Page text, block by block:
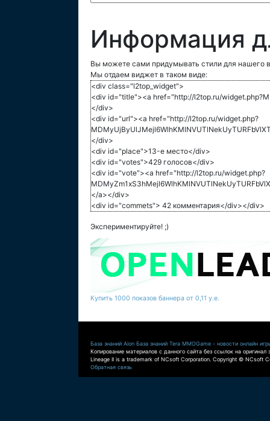
Информация
Вы можете сами придумывать стили для нашего
Мы отдаем виджет в таком виде:
<div class="l2top_widget">
<div id="title"><a href="http://l2top.ru/
</div>
<div id="url"><a href="http://l2top.ru/widget.php?
</div>
<div id="place">13-е место</div>
<div id="votes">429 голосов</div>
<div id="vote"><a href="http://l2top.ru/widget.php?
</a></div>
<div id="commets"> 42 комментария</div></div>
Экспериментируйте! ;)
Купить 1000 показов баннера от 0,11 у.е.
База знаний Aion База знаний Tera MMOGame - новости онлайн
Копирование материалов с данного сайта без ссылок на оригинал
Lineage II is a trademark of NCsoft Corporation. Copyright © NCsoft
Обратная связь